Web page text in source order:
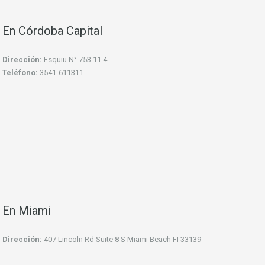
En Córdoba Capital
Dirección: Esquiu N° 753 11 4
Teléfono: 3541-611311
En Miami
Dirección: 407 Lincoln Rd Suite 8 S Miami Beach FI 33139